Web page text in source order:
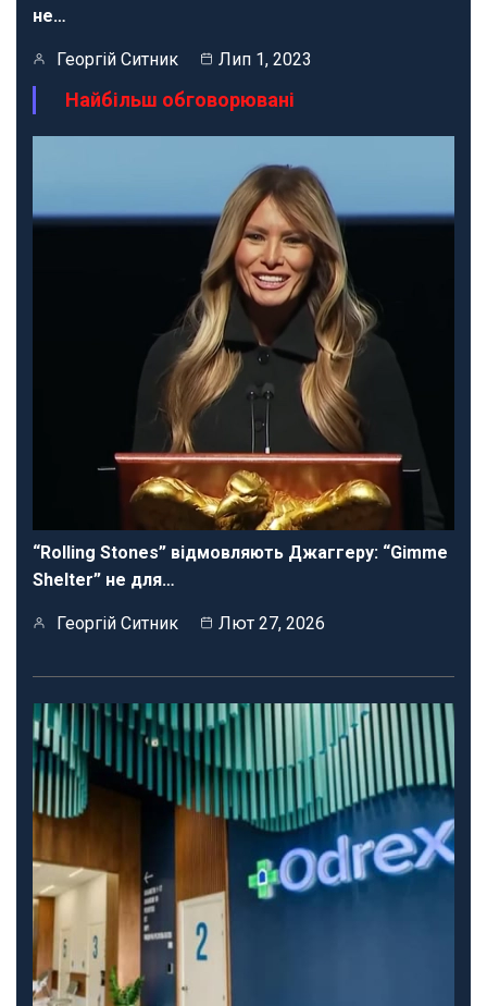
не…
Георгій Ситник Лип 1, 2023
Найбільш обговорювані
“Rolling Stones” відмовляють Джаггеру: “Gimme
Shelter” не для…
Георгій Ситник Лют 27, 2026